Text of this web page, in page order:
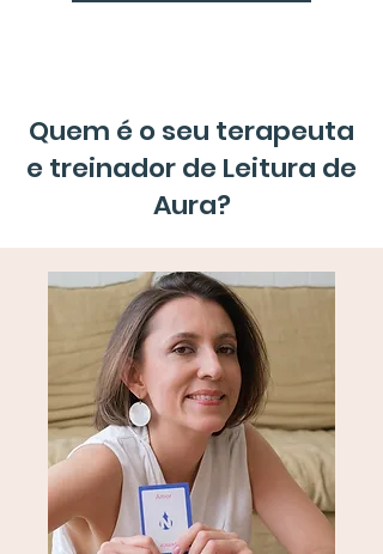
Quem é o seu terapeuta
e treinador de Leitura de
Aura?